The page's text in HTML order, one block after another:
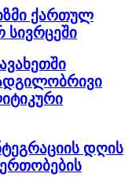
ქართულ
დღის